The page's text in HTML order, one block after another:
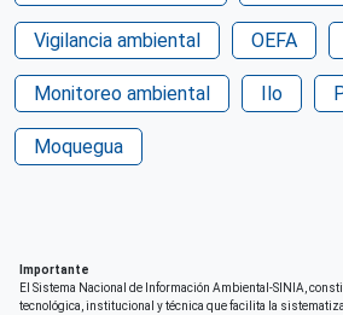
Vigilancia ambiental OEFA
Monitoreo ambiental Ilo
Moquegua
Importante
El Sistema Nacional de Información Ambiental-SINIA,
tecnológica, institucional y técnica que facilita la